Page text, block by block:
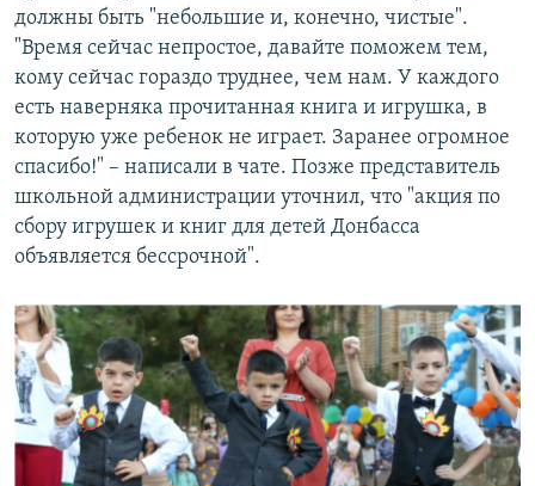
должны быть "небольшие и, конечно, чистые".
"Время сейчас непростое, давайте поможем тем,
кому сейчас гораздо труднее, чем нам. У каждого
есть наверняка прочитанная книга и игрушка, в
которую уже ребенок не играет. Заранее огромное
спасибо!" – написали в чате. Позже представитель
школьной администрации уточнил, что "акция по
сбору игрушек и книг для детей Донбасса
объявляется бессрочной".